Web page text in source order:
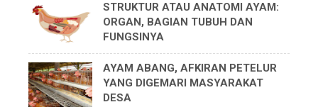
STRUKTUR ATAU ANATOMI AYAM:
ORGAN, BAGIAN TUBUH DAN
FUNGSINYA
AYAM ABANG, AFKIRAN PETELUR
YANG DIGEMARI MASYARAKAT
DESA